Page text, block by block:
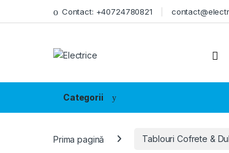
Contact: +40724780821
Categorii
Prima pagină Tablouri Cofrete &